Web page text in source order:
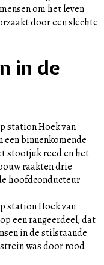
om het leven
door een slechte
in de
station Hoek van
een binnenkomende
stootjuk reed en het
raakten drie
hoofdconducteur
station Hoek van
een rangeerdeel, dat
in de stilstaande
was door rood